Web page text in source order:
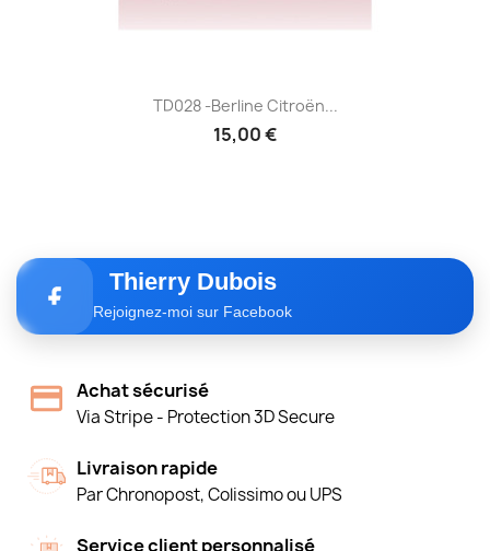
TD028 -Berline Citroën...
15,00 €
Thierry Dubois
Rejoignez-moi sur Facebook
Achat sécurisé
Via Stripe - Protection 3D Secure
Livraison rapide
Par Chronopost, Colissimo ou UPS
Service client personnalisé